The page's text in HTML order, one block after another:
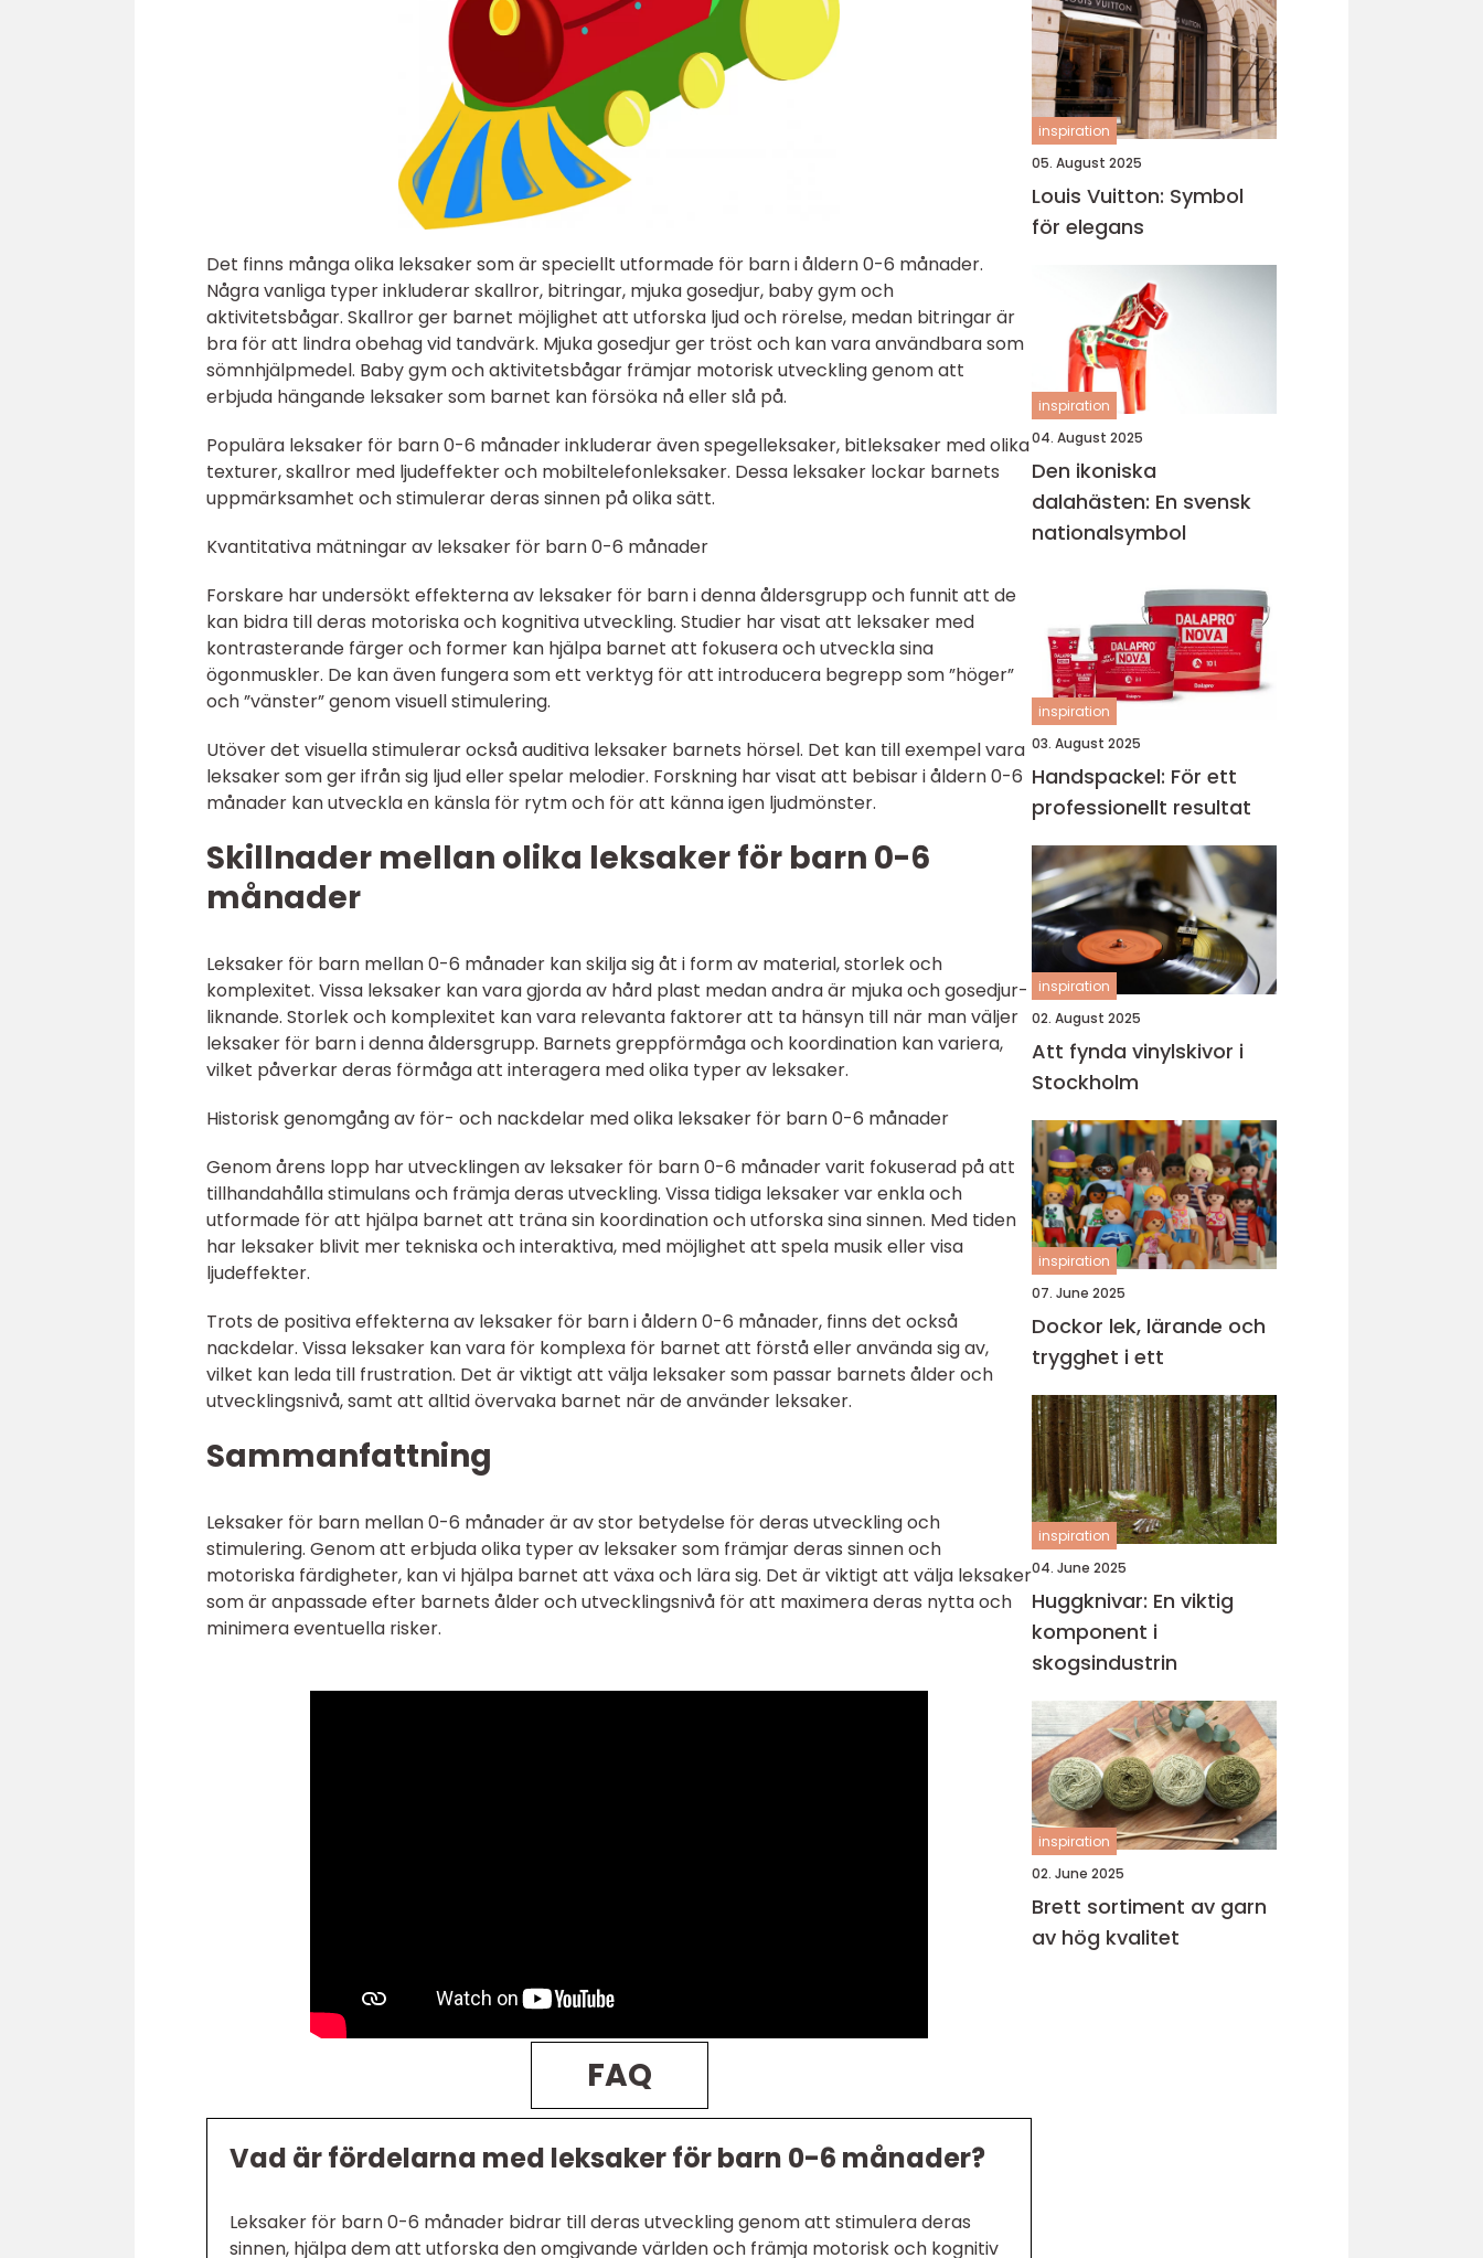
Det finns många olika leksaker som är speciellt utformade för barn i åldern 0-6 månader.
Några vanliga typer inkluderar skallror, bitringar, mjuka gosedjur, baby gym och
aktivitetsbågar. Skallror ger barnet möjlighet att utforska ljud och rörelse, medan bitringar är
bra för att lindra obehag vid tandvärk. Mjuka gosedjur ger tröst och kan vara användbara som
sömnhjälpmedel. Baby gym och aktivitetsbågar främjar motorisk utveckling genom att
erbjuda hängande leksaker som barnet kan försöka nå eller slå på.
Populära leksaker för barn 0-6 månader inkluderar även spegelleksaker, bitleksaker med olika
texturer, skallror med ljudeffekter och mobiltelefonleksaker. Dessa leksaker lockar barnets
uppmärksamhet och stimulerar deras sinnen på olika sätt.
Kvantitativa mätningar av leksaker för barn 0-6 månader
Forskare har undersökt effekterna av leksaker för barn i denna åldersgrupp och funnit att de
kan bidra till deras motoriska och kognitiva utveckling. Studier har visat att leksaker med
kontrasterande färger och former kan hjälpa barnet att fokusera och utveckla sina
ögonmuskler. De kan även fungera som ett verktyg för att introducera begrepp som ”höger”
och ”vänster” genom visuell stimulering.
Utöver det visuella stimulerar också auditiva leksaker barnets hörsel. Det kan till exempel vara
leksaker som ger ifrån sig ljud eller spelar melodier. Forskning har visat att bebisar i åldern 0-6
månader kan utveckla en känsla för rytm och för att känna igen ljudmönster.
Skillnader mellan olika leksaker för barn 0-6
månader
Leksaker för barn mellan 0-6 månader kan skilja sig åt i form av material, storlek och
komplexitet. Vissa leksaker kan vara gjorda av hård plast medan andra är mjuka och gosedjur-
liknande. Storlek och komplexitet kan vara relevanta faktorer att ta hänsyn till när man väljer
leksaker för barn i denna åldersgrupp. Barnets greppförmåga och koordination kan variera,
vilket påverkar deras förmåga att interagera med olika typer av leksaker.
Historisk genomgång av för- och nackdelar med olika leksaker för barn 0-6 månader
Genom årens lopp har utvecklingen av leksaker för barn 0-6 månader varit fokuserad på att
tillhandahålla stimulans och främja deras utveckling. Vissa tidiga leksaker var enkla och
utformade för att hjälpa barnet att träna sin koordination och utforska sina sinnen. Med tiden
har leksaker blivit mer tekniska och interaktiva, med möjlighet att spela musik eller visa
ljudeffekter.
Trots de positiva effekterna av leksaker för barn i åldern 0-6 månader, finns det också
nackdelar. Vissa leksaker kan vara för komplexa för barnet att förstå eller använda sig av,
vilket kan leda till frustration. Det är viktigt att välja leksaker som passar barnets ålder och
utvecklingsnivå, samt att alltid övervaka barnet när de använder leksaker.
Sammanfattning
Leksaker för barn mellan 0-6 månader är av stor betydelse för deras utveckling och
stimulering. Genom att erbjuda olika typer av leksaker som främjar deras sinnen och
motoriska färdigheter, kan vi hjälpa barnet att växa och lära sig. Det är viktigt att välja leksaker
som är anpassade efter barnets ålder och utvecklingsnivå för att maximera deras nytta och
minimera eventuella risker.
FAQ
Vad är fördelarna med leksaker för barn 0-6 månader?
Leksaker för barn 0-6 månader bidrar till deras utveckling genom att stimulera deras
sinnen, hjälpa dem att utforska den omgivande världen och främja motorisk och kognitiv
inspiration
05. August 2025
Louis Vuitton: Symbol
för elegans
inspiration
04. August 2025
Den ikoniska
dalahästen: En svensk
nationalsymbol
inspiration
03. August 2025
Handspackel: För ett
professionellt resultat
inspiration
02. August 2025
Att fynda vinylskivor i
Stockholm
inspiration
07. June 2025
Dockor lek, lärande och
trygghet i ett
inspiration
04. June 2025
Huggknivar: En viktig
komponent i
skogsindustrin
inspiration
02. June 2025
Brett sortiment av garn
av hög kvalitet